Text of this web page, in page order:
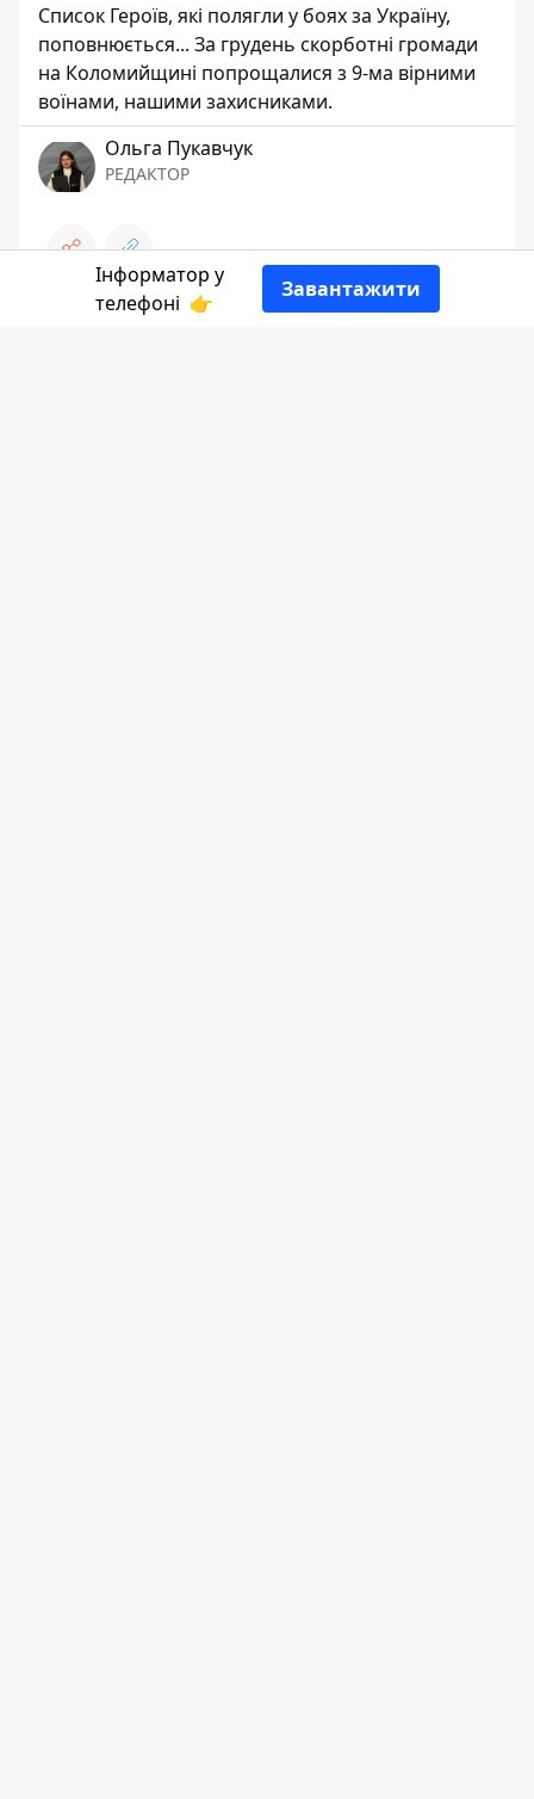
Список Героїв, які полягли у боях за Україну,
поповнюється... За грудень скорботні громади
на Коломийщині попрощалися з 9-ма вірними
воїнами, нашими захисниками.
Ольга Пукавчук
РЕДАКТОР
Інформатор у
телефоні 👉
Завантажити